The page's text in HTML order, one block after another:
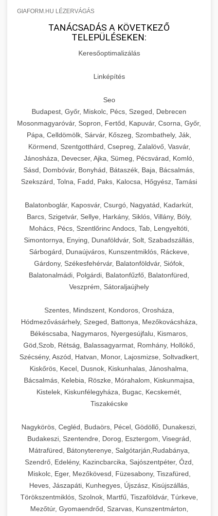
GIAFORM.HU LÉZERVÁGÁS
TANÁCSADÁS A KÖVETKEZŐ
TELEPÜLÉSEKEN:
Keresőoptimalizálás
Linképítés
Seo
Budapest, Győr, Miskolc, Pécs, Szeged, Debrecen
Mosonmagyaróvár, Sopron, Fertőd, Kapuvár, Csorna, Győr,
Pápa, Celldömölk, Sárvár, Kőszeg, Szombathely, Ják,
Körmend, Szentgotthárd, Csepreg, Zalalövő, Vasvár,
Jánosháza, Devecser, Ajka, Sümeg, Pécsvárad, Komló,
Sásd, Dombóvár, Bonyhád, Bátaszék, Baja, Bácsalmás,
Szekszárd, Tolna, Fadd, Paks, Kalocsa, Hőgyész, Tamási
Balatonboglár, Kaposvár, Csurgó, Nagyatád, Kadarkút,
Barcs, Szigetvár, Sellye, Harkány, Siklós, Villány, Bóly,
Mohács, Pécs, Szentlőrinc Andocs, Tab, Lengyeltóti,
Simontornya, Enying, Dunaföldvár, Solt, Szabadszállás,
Sárbogárd, Dunaújváros, Kunszentmiklós, Ráckeve,
Gárdony, Székesfehérvár, Balatonföldvár, Siófok,
Balatonalmádi, Polgárdi, Balatonfűzfő, Balatonfüred,
Veszprém, Sátoraljaújhely
Szentes, Mindszent, Kondoros, Orosháza,
Hódmezővásárhely, Szeged, Battonya, Mezőkovácsháza,
Békéscsaba, Nagymaros, Nyergesújfalu, Kismaros,
Göd,Szob, Rétság, Balassagyarmat, Romhány, Hollókő,
Szécsény, Aszód, Hatvan, Monor, Lajosmizse, Soltvadkert,
Kiskőrös, Kecel, Dusnok, Kiskunhalas, Jánoshalma,
Bácsalmás, Kelebia, Röszke, Mórahalom, Kiskunmajsa,
Kistelek, Kiskunfélegyháza, Bugac, Kecskemét,
Tiszakécske
Nagykörös, Cegléd, Budaörs, Pécel, Gödöllő, Dunakeszi,
Budakeszi, Szentendre, Dorog, Esztergom, Visegrád,
Mátrafüred, Bátonyterenye, Salgótarján,Rudabánya,
Szendrő, Edelény, Kazincbarcika, Sajószentpéter, Ózd,
Miskolc, Eger, Mezőkövesd, Füzesabony, Tiszafüred,
Heves, Jászapáti, Kunhegyes, Újszász, Kisújszállás,
Törökszentmiklós, Szolnok, Martfű, Tiszaföldvár, Túrkeve,
Mezőtúr, Gyomaendrőd, Szarvas, Kunszentmárton,